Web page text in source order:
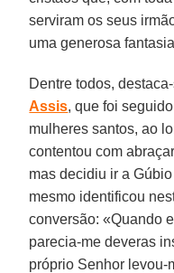
serviram os seus
uma generosa
Dentre todos,
Assis, que foi
mulheres santos, ao
contentou com
mas decidiu ir a
mesmo identificou
conversão: «Quando
parecia-me deveras
próprio Senhor levou-